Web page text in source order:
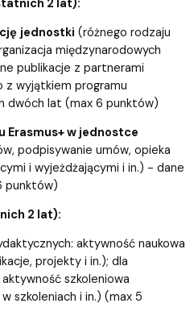
2 lat):
jednostki (różnego rodzaju
międzynarodowych
publikacje z partnerami
z wyjątkiem programu
dwóch lat (max 6 punktów)
Erasmus+ w jednostce
podpisywanie umów, opieka
i wyjeżdżającymi i in.) - dane
punktów)
2 lat):
aktywność naukowa
projekty i in.); dla
szkoleniowa
szkoleniach i in.) (max 5